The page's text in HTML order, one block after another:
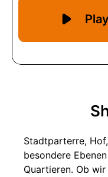
Stadtparterre,
besondere
Quartieren. Ob